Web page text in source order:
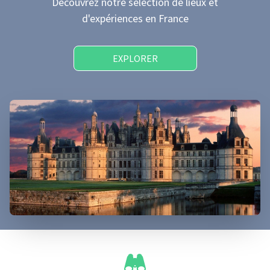
d'expériences en France
EXPLORER